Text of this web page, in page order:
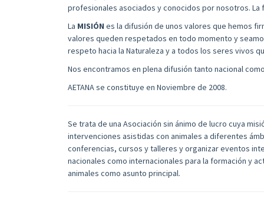
profesionales asociados y conocidos por nosotros.
La MISIÓN es la difusión de unos valores que hemos
valores queden respetados en todo momento y
respeto hacia la Naturaleza y a todos los seres vivos
Nos encontramos en plena difusión tanto nacional
AETANA se constituye en Noviembre de 2008.
Se trata de una Asociación sin ánimo de lucro cuya
intervenciones asistidas con animales a diferentes
conferencias, cursos y talleres y organizar eventos
nacionales como internacionales para la formación y
animales como asunto principal.